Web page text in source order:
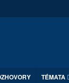
TÉMATA